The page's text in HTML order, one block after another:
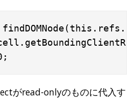
がread-onlyのものに代入す